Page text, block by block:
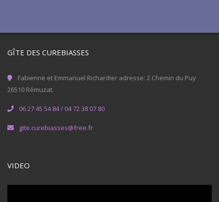
GÎTE DES CUREBIASSES
Fabienne et Emmanuel Richardier adresse: 2 Chemin du Puy
26510 Rémuzat.
06 27 45 54 84 / 04 72 38 07 80
gite.curebiasses@free.fr
VIDEO